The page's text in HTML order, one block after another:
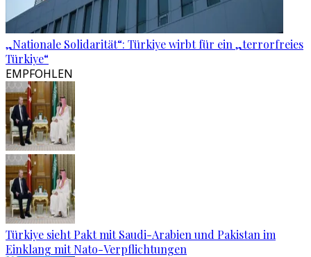
„Nationale Solidarität“: Türkiye wirbt für ein „terrorfreies
Türkiye“
EMPFOHLEN
Türkiye sieht Pakt mit Saudi-Arabien und Pakistan im
Einklang mit Nato-Verpflichtungen